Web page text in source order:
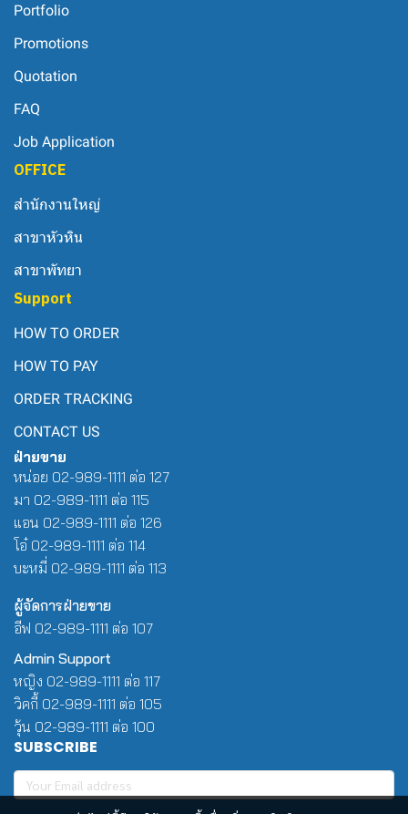
Portfolio
Promotions
Quotation
FAQ
Job Application
OFFICE
สำนักงานใหญ่
สาขาหัวหิน
สาขาพัทยา
Support
HOW TO ORDER
HOW TO PAY
ORDER TRACKING
CONTACT US
ฝ่ายขาย
หน่อย 02-989-1111 ต่อ 127
มา 02-989-1111 ต่อ 115
แอน 02-989-1111 ต่อ 126
โอ๋ 02-989-1111 ต่อ 114
บะหมี่ 02-989-1111 ต่อ 113
ผู้จัดการฝ่ายขาย
อีฟ 02-989-1111 ต่อ 107
Admin Support
หญิง 02-989-1111 ต่อ 117
วิคกี้ 02-989-1111 ต่อ 105
วุ้น 02-989-1111 ต่อ 100
SUBSCRIBE